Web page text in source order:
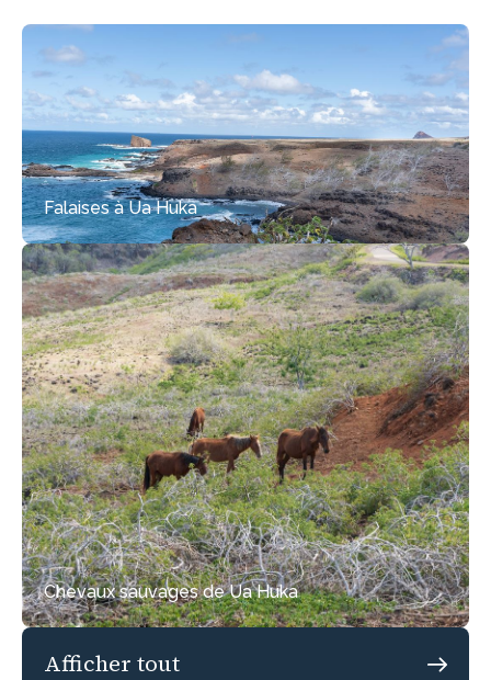
Falaises à Ua Huka
Chevaux sauvages de Ua Huka
Afficher tout